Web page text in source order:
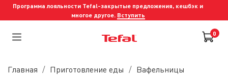
Программа лояльности Tefal-закрытые предложения, кешбэк и
многое другое. Вступить
0
Главная Приготовление еды Вафельницы